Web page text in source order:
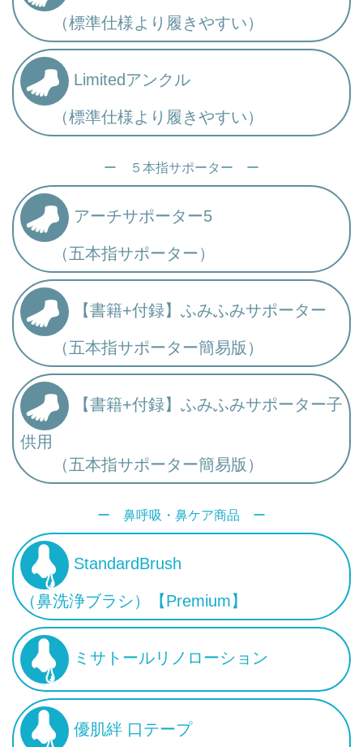
（標準仕様より履きやすい）
Limitedアンクル
（標準仕様より履きやすい）
ー ５本指サポーター ー
アーチサポーター5
（五本指サポーター）
【書籍+付録】ふみふみサポーター
（五本指サポーター簡易版）
【書籍+付録】ふみふみサポーター子
供用
（五本指サポーター簡易版）
ー 鼻呼吸・鼻ケア商品 ー
StandardBrush
（鼻洗浄ブラシ）【Premium】
ミサトールリノローション
優肌絆 口テープ